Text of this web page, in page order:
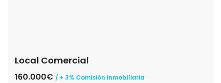
Local Comercial
160.000€ / + 3% Comisión Inmobiliaria